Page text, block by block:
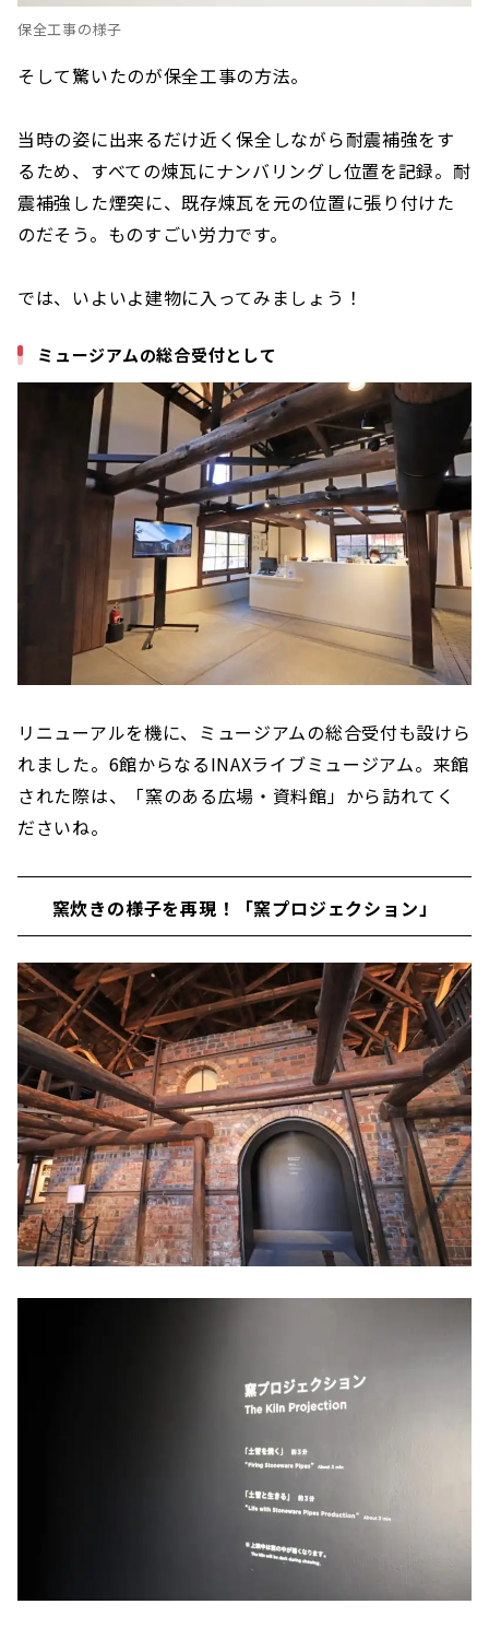
保全工事の様子
そして驚いたのが保全工事の方法。
当時の姿に出来るだけ近く保全しながら耐震補強をす
るため、すべての煉瓦にナンバリングし位置を記録。耐
震補強した煙突に、既存煉瓦を元の位置に張り付けた
のだそう。ものすごい労力です。
では、いよいよ建物に入ってみましょう！
ミュージアムの総合受付として
リニューアルを機に、ミュージアムの総合受付も設けら
れました。6館からなるINAXライブミュージアム。来館
された際は、「窯のある広場・資料館」から訪れてく
ださいね。
窯炊きの様子を再現！「窯プロジェクション」